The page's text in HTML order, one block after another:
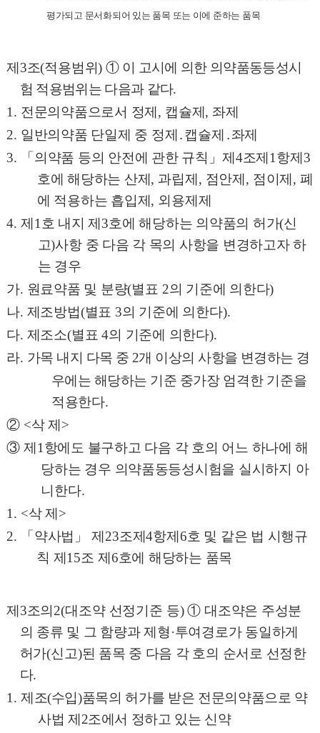
평가되고 문서화되어 있는 품목 또는 이에 준하는 품목
제 3조(적용범위)① 이 고시에 의한 의약품동등성시
험 적용범위는 다음과 같다.
1. 전문의약품으로서 정제 , 캡슐제 , 좌제
2. 일반의약품 단일제 중 정제 ․캡슐제 ․좌제
3.
「 의약품 등의 안전에 관한 규칙 」 제 4조제 1 항제 3
호에 해당하는 산제 , 과립제 , 점안제 , 점이제 ,폐
에 적용하는 흡입제 , 외용제제
4. 제 1 호 내지 제 3호에 해당하는 의약품의 허가(신
고)사항 중 다음 각 목의 사항을 변경하고자 하
는 경우
가. 원료약품 및 분량(별표 2의 기준에 의한다)
나. 제조방법(별표 3의 기준에 의한다).
다. 제조소(별표4의 기준에 의한다).
라. 가목 내지 다목 중 2개 이상의 사항을 변경하는 경
우에는 해당하는 기준 중가장 엄격한 기준을
적용한다.
② <삭 제 >
③ 제 1 항에도 불구하고 다음 각 호의 어느 하나에 해
당하는 경우 의약품동등성시험을 실시하지 아
니한다.
1. <삭 제 >
2.
「 약사법 」제 23조제4항제 6호 및 같은 법 시행규
칙 제 15조 제 6호에 해당하는 품목
제 3조의 2(대조약 선정기준 등)① 대조약은 주성분
의 종류 및 그 함량과 제형 ·투여경로가 동일하게
허가(신고)된 품목 중 다음 각 호의 순서로 선정한
다.
1. 제조(수입)품목의 허가를 받은 전문의약품으로 약
사법 제 2조에서 정하고 있는 신약